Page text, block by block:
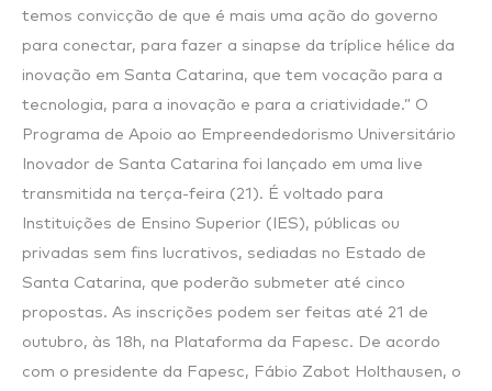
temos convicção de que é mais uma ação do governo
para conectar, para fazer a sinapse da tríplice hélice da
inovação em Santa Catarina, que tem vocação para a
tecnologia, para a inovação e para a criatividade.” O
Programa de Apoio ao Empreendedorismo Universitário
Inovador de Santa Catarina foi lançado em uma live
transmitida na terça-feira (21). É voltado para
Instituições de Ensino Superior (IES), públicas ou
privadas sem fins lucrativos, sediadas no Estado de
Santa Catarina, que poderão submeter até cinco
propostas. As inscrições podem ser feitas até 21 de
outubro, às 18h, na Plataforma da Fapesc. De acordo
com o presidente da Fapesc, Fábio Zabot Holthausen, o